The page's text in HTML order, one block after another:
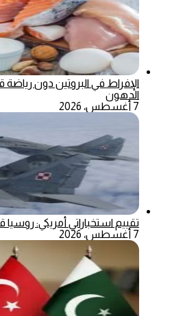
الإفراط في البروتين دون رياضة
الدهون
7 أغسطس، 2026
تقييم استخباراتي أمريكي: روسيا قد
7 أغسطس، 2026